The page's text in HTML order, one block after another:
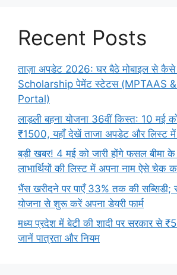
Recent Posts
ताज़ा अपडेट 2026: घर बैठे मोबाइल से
Scholarship पेमेंट स्टेटस (MPTAAS
Portal)
लाड़ली बहना योजना 36वीं किस्त: 10 मई
₹1500, यहाँ देखें ताजा अपडेट और लिस्ट में
बड़ी खबर! 4 मई को जारी होंगे फसल बीमा
लाभार्थियों की लिस्ट में अपना नाम ऐसे चेक
भैंस खरीदने पर पाएँ 33% तक की सब्सिडी;
योजना से शुरू करें अपना डेयरी फार्म
मध्य प्रदेश में बेटी की शादी पर सरकार से
जानें पात्रता और नियम